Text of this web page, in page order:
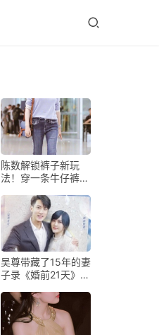
陈数解锁裤子新玩
法！穿一条牛仔裤，
吴尊带藏了15年的妻
子录《婚前21天》，
比照曝光